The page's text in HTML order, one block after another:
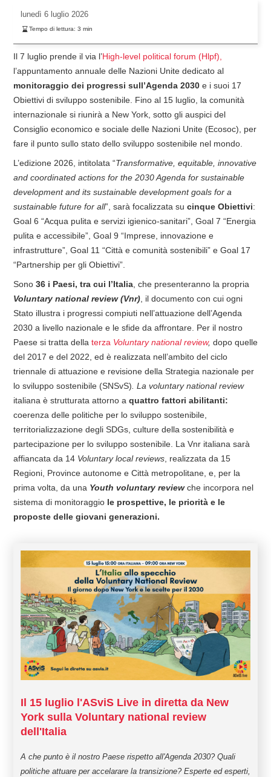
lunedì 6 luglio 2026
Tempo di lettura:3 min
Il 7 luglio prende il via l’High-level political forum (Hlpf),
l’appuntamento annuale delle Nazioni Unite dedicato al
monitoraggio dei progressi sull’Agenda 2030 e i suoi 17
Obiettivi di sviluppo sostenibile. Fino al 15 luglio, la comunità
internazionale si riunirà a New York, sotto gli auspici del
Consiglio economico e sociale delle Nazioni Unite (Ecosoc), per
fare il punto sullo stato dello sviluppo sostenibile nel mondo.
L’edizione 2026, intitolata “Transformative, equitable, innovative
and coordinated actions for the 2030 Agenda for sustainable
development and its sustainable development goals for a
sustainable future for all”, sarà focalizzata su cinque Obiettivi:
Goal 6 “Acqua pulita e servizi igienico-sanitari”, Goal 7 “Energia
pulita e accessibile”, Goal 9 “Imprese, innovazione e
infrastrutture”, Goal 11 “Città e comunità sostenibili” e Goal 17
“Partnership per gli Obiettivi”.
Sono 36 i Paesi, tra cui l’Italia , che presenteranno la propria
Voluntary national review (Vnr) , il documento con cui ogni
Stato illustra i progressi compiuti nell’attuazione dell’Agenda
2030 a livello nazionale e le sfide da affrontare. Per il nostro
Paese si tratta della terza Voluntary national review, dopo quelle
del 2017 e del 2022, ed è realizzata nell’ambito del ciclo
triennale di attuazione e revisione della Strategia nazionale per
lo sviluppo sostenibile (SNSvS) La voluntary national review
italiana è strutturata attorno a quattro fattori abilitanti:
coerenza delle politiche per lo sviluppo sostenibile,
territorializzazione degli SDGs, culture della sostenibilità e
partecipazione per lo sviluppo sostenibile. La Vnr italiana sarà
affiancata da 14 Voluntary local reviews , realizzata da 15
Regioni, Province autonome e Città metropolitane, e, per la
prima volta, da una Youth voluntary reviewche incorpora nel
sistema di monitoraggio le prospettive, le priorità e le
proposte delle giovani generazioni.
Il 15 luglio l'ASviS Live in diretta da New
York sulla Voluntary national review
dell'Italia
A che punto è il nostro Paese rispetto all'Agenda 2030? Quali
politiche attuare per accelarare la transizione? Esperte ed esperti,